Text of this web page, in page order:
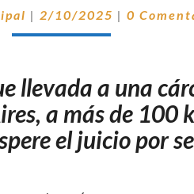
UN
MAGDALENA
|2/10/2025 |0
llevada a una
a más de 100
el juicio por